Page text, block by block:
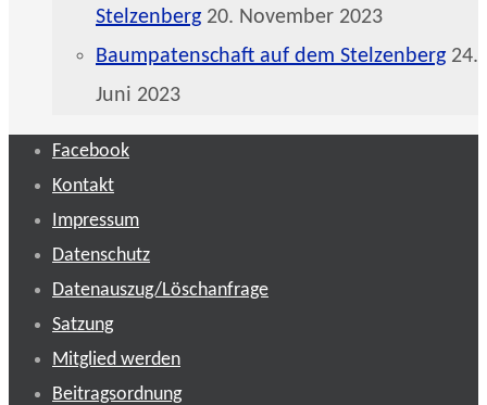
Stelzenberg 20. November 2023
Baumpatenschaft auf dem Stelzenberg 24.
Juni 2023
Facebook
Kontakt
Impressum
Datenschutz
Datenauszug/Löschanfrage
Satzung
Mitglied werden
Beitragsordnung